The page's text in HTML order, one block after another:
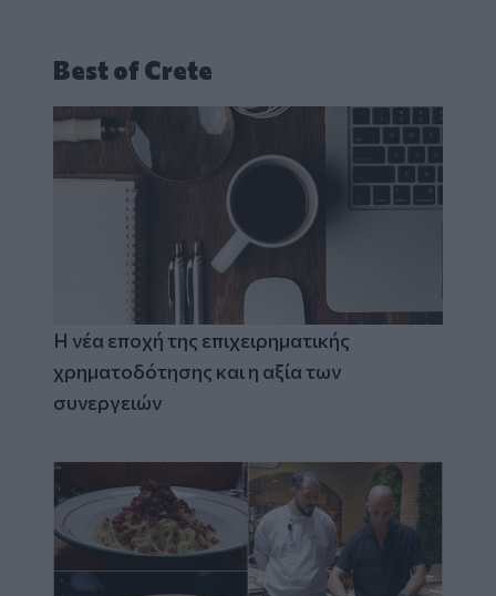
Best of Crete
Η νέα εποχή της επιχειρηματικής
χρηματοδότησης και η αξία των
συνεργειών